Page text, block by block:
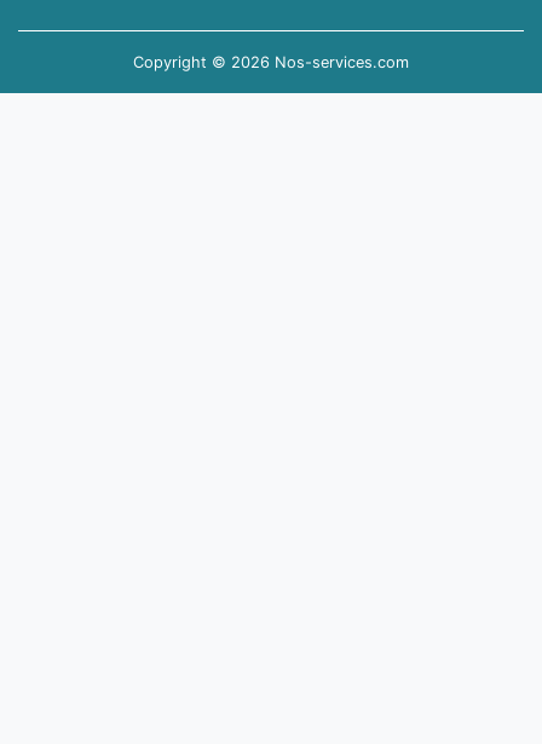
Copyright © 2026 Nos-services.com